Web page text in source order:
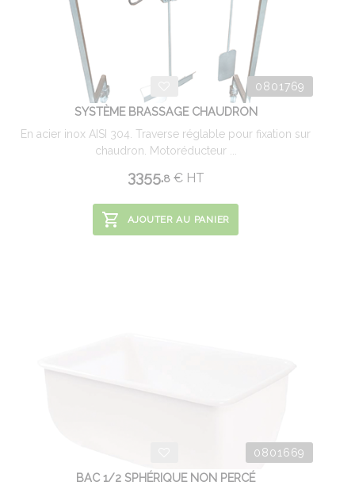
0801769
SYSTÈME BRASSAGE CHAUDRON
En acier inox AISI 304. Traverse réglable pour fixation sur
chaudron. Motoréducteur ...
3355.8 €HT
AJOUTER AU PANIER
0801669
BAC 1/2 SPHÉRIQUE NON PERCÉ